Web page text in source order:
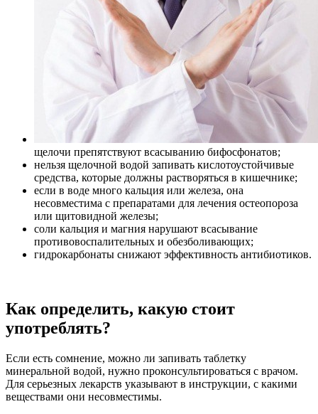
щелочи препятствуют всасыванию бифосфонатов;
нельзя щелочной водой запивать кислотоустойчивые
средства, которые должны растворяться в кишечнике;
если в воде много кальция или железа, она
несовместима с препаратами для лечения остеопороза
или щитовидной железы;
соли кальция и магния нарушают всасывание
противовоспалительных и обезболивающих;
гидрокарбонаты снижают эффективность антибиотиков.
Как определить, какую стоит
употреблять?
Если есть сомнение, можно ли запивать таблетку
минеральной водой, нужно проконсультироваться с врачом.
Для серьезных лекарств указывают в инструкции, с какими
веществами они несовместимы.